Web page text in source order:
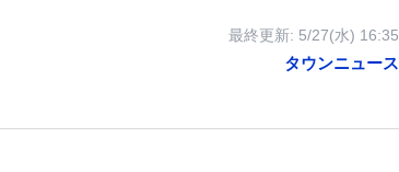
最終更新: 5/27(水) 16:35
タウンニュース